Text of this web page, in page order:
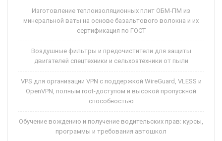
Изготовление теплоизоляционных плит ОБМ-ПМ из
минеральной ваты на основе базальтового волокна и их
сертификация по ГОСТ
Воздушные фильтры и предочистители для защиты
двигателей спецтехники и сельхозтехники от пыли
VPS для организации VPN с поддержкой WireGuard, VLESS и
OpenVPN, полным root-доступом и высокой пропускной
способностью
Обучение вождению и получение водительских прав: курсы,
программы и требования автошкол